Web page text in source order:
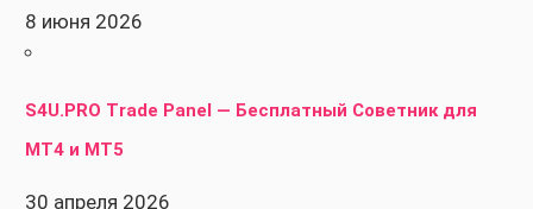
8 июня 2026
S4U.PRO Trade Panel — Бесплатный Советник для
MT4 и MT5
30 апреля 2026